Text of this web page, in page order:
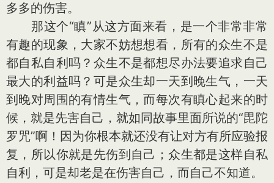
多多的伤害。
那这个“瞋”从这方面来看，是一个非常非常
有趣的现象，大家不妨想想看，所有的众生不是
都自私自利吗？众生不是都想尽办法要追求自己
最大的利益吗？可是众生却一天到晚生气，一天
到晚对周围的有情生气，而每次有瞋心起来的时
候，就是先害自己，就如同故事里面所说的“毘陀
罗咒”啊！因为你根本就还没有让对方有所应验报
复，所以你就是先伤到自己；众生都是这样自私
自利，可是却老是在伤害自己，而自己不知道。